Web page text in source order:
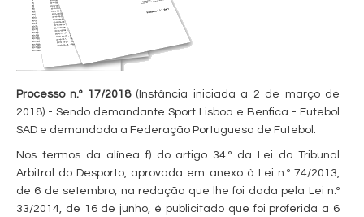
Processo n.º 17/2018(Instância iniciada a 2 de março de
2018) - Sendo demandante Sport Lisboa e Benfica - Futebol
SAD e demandada a Federação Portuguesa de Futebol.
Nos termos da alínea f) do artigo 34.º da Lei do Tribunal
Arbitral do Desporto, aprovada em anexo à Lei n.º 74/2013,
de 6 de setembro, na redação que lhe foi dada pela Lei n.º
33/2014, de 16 de junho, é publicitado que foi proferida a 6